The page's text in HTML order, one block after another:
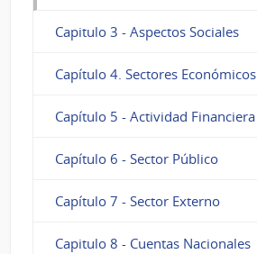
Capitulo 3 - Aspectos Sociales
Capítulo 4. Sectores Económicos
Capítulo 5 - Actividad Financiera
Capítulo 6 - Sector Público
Capítulo 7 - Sector Externo
Capitulo 8 - Cuentas Nacionales